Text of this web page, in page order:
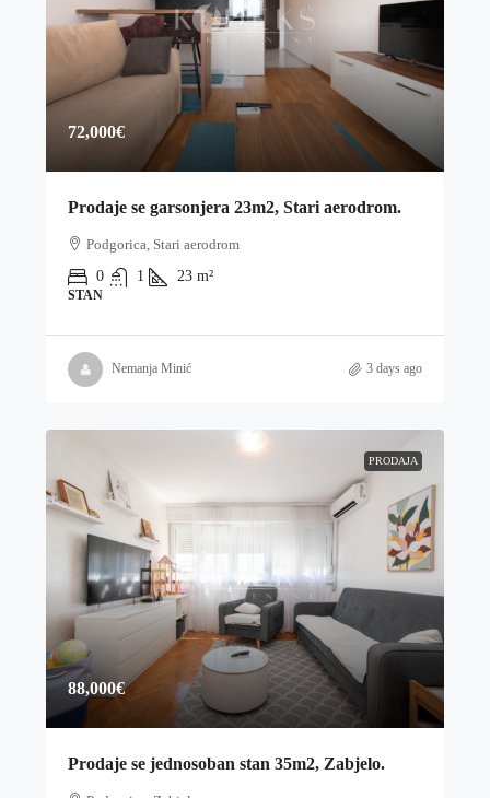
72,000€
Prodaje se garsonjera 23m2, Stari aerodrom.
Podgorica, Stari aerodrom
0
1 23 m²
STAN
Nemanja Minić 3 days ago
PRODAJA
88,000€
Prodaje se jednosoban stan 35m2, Zabjelo.